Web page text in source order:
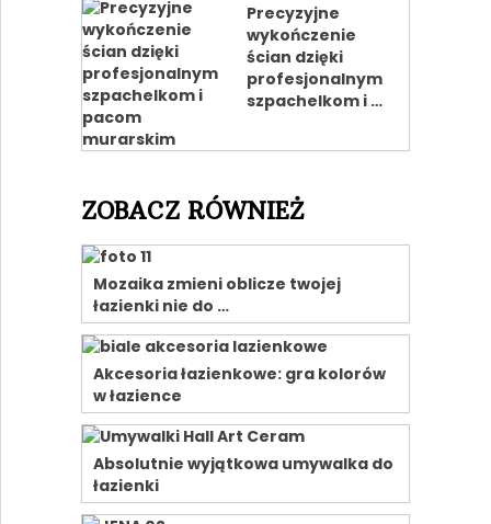
Precyzyjne
wykończenie
ścian dzięki
profesjonalnym
szpachelkom i …
ZOBACZ RÓWNIEŻ
Mozaika zmieni oblicze twojej
łazienki nie do …
Akcesoria łazienkowe: gra kolorów
w łazience
Absolutnie wyjątkowa umywalka do
łazienki